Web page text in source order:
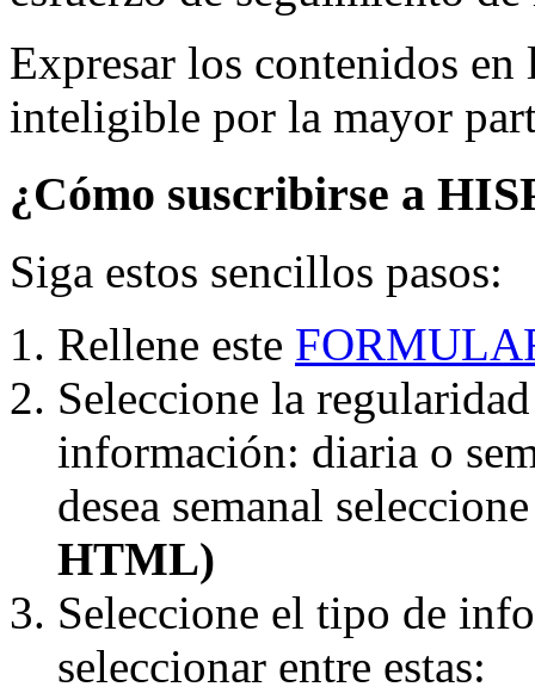
Expresar los contenidos
inteligible por la mayor
¿Cómo suscribirse a
Siga estos sencillos pasos:
Rellene este
Seleccione la
información: diaria o
desea semanal
HTML)
Seleccione el tipo de
seleccionar entre estas: